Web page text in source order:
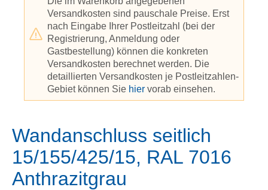
Versandkosten sind pauschale Preise. Erst
nach Eingabe Ihrer Postleitzahl (bei der
Registrierung, Anmeldung oder
Gastbestellung) können die konkreten
Versandkosten berechnet werden. Die
detaillierten Versandkosten je Postleitzahlen-
Gebiet können Sie hier vorab einsehen.
Wandanschluss seitlich
15/155/425/15, RAL 7016
Anthrazitgrau